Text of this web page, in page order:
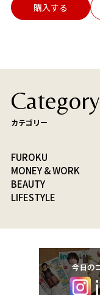
購入する
Category
カテゴリー
FUROKU
MONEY & WORK
BEAUTY
LIFESTYLE